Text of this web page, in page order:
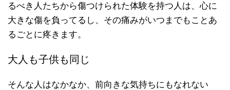
るべき人たちから傷つけられた体験を持つ人は、心に
大きな傷を負ってるし、その痛みがいつまでもことあ
るごとに疼きます。
大人も子供も同じ
そんな人はなかなか、前向きな気持ちにもなれない